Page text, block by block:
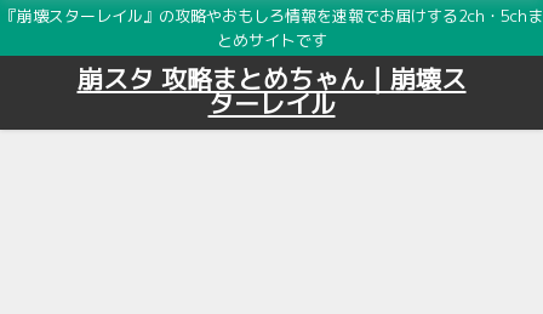
『崩壊スターレイル』の攻略やおもしろ情報を速報でお届けする2ch・5chま
とめサイトです
崩スタ 攻略まとめちゃん｜崩壊ス
ターレイル